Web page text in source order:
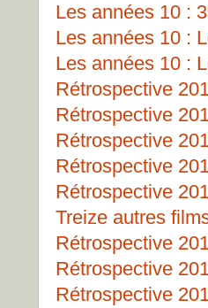
Les années 10 :
Les années 10 :
Les années 10 :
Rétrospective
Rétrospective
Rétrospective
Rétrospective
Rétrospective
Treize autres
Rétrospective
Rétrospective
Rétrospective